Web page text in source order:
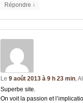
Répondre ↓
Le 9 août 2013 à 9 h 23 min,
Superbe site.
On voit la passion et